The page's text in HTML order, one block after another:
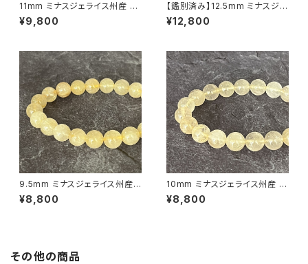
11mm ミナスジェライス州産 ゴ
ールデン ルチルクォーツ ブレス
レット【鑑別済み・画像現物・RT
¥9,800
【鑑別済み】12.5mm ミナスジェ
ライス産 ヴィーナスヘアルチル
クォーツ（金針水晶）ブレスレット
¥12,800
9.5mm ミナスジェライス州産
ゴールデン ルチルクォーツ ブレ
スレット【鑑別済み・画像現物・R
¥8,800
10mm ミナスジェライス州産 ゴ
ールデン ルチルクォーツ ブレス
レット【鑑別済み・画像現物・RT
¥8,800
その他の商品